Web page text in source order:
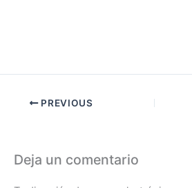
PREVIOUS
Deja un comentario